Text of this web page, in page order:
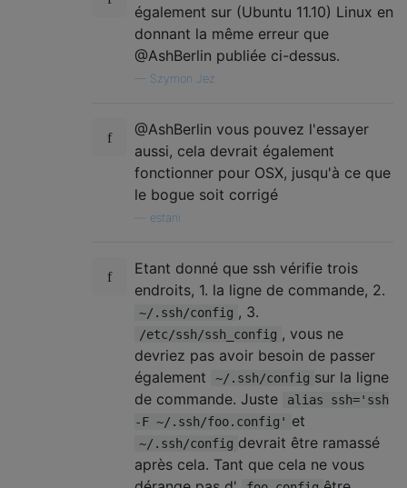
également sur (Ubuntu 11.10) Linux en
donnant la même erreur que
@AshBerlin publiée ci-dessus.
Szymon Jeż
@AshBerlin vous pouvez l'essayer
aussi, cela devrait également
fonctionner pour OSX, jusqu'à ce que
le bogue soit corrigé
estani
Etant donné que ssh vérifie trois
endroits, 1. la ligne de commande, 2.
~/.ssh/config , 3.
/etc/ssh/ssh_config , vous ne
devriez pas avoir besoin de passer
également
~/.ssh/config sur la ligne
de commande. Juste
alias ssh='ssh
-F ~/.ssh/foo.config' et
~/.ssh/config devrait être ramassé
après cela. Tant que cela ne vous